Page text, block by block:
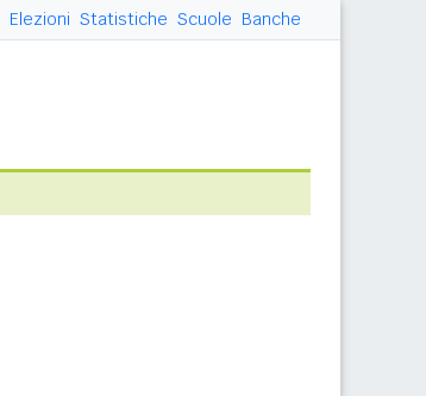
Elezioni Statistiche Scuole Banche